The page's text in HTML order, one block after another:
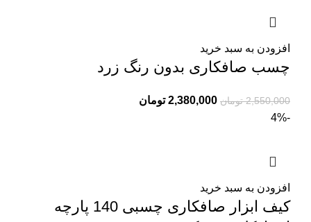
افزودن به سبد خرید
چسب صافکاری بدون رنگ زرد
2,550,000 تومان 2,380,000 تومان
-4%
افزودن به سبد خرید
کیف ابزار صافکاری چسبی 140 پارچه